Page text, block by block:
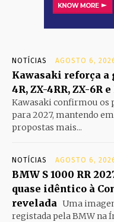
NOTÍCIAS AGOSTO 6,
Kawasaki reforça a
4R, ZX-4RR, ZX-6R
Kawasaki confirmou os
para 2027, mantendo
propostas mais...
NOTÍCIAS AGOSTO 6,
BMW S 1000 RR
quase idêntico à
revelada Uma
registada pela BMW na